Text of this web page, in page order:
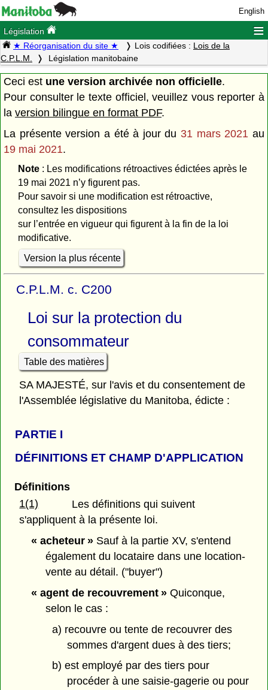
English
Législation ≡
★ Réorganisation du site ★ Lois codifiées : Lois de la
C.P.L.M.
Législation manitobaine
Ceci est une version archivée non officielle.
Pour consulter le texte officiel, veuillez vous reporter à
la version bilingue en format PDF.
La présente version a été à jour du 31 mars 2021 au
19 mai 2021.
Note: Les modifications rétroactives édictées après le
19 mai 2021 n’y figurent pas.
Pour savoir si une modification est rétroactive,
consultez les dispositions
sur l’entrée en vigueur qui figurent à la fin de la loi
modificative.
Version la plus récente
C.P.L.M. c. C200
Loi sur la protection du
consommateur
Table des matières
SA MAJESTÉ, sur l'avis et du consentement de
l'Assemblée législative du Manitoba, édicte :
PARTIE I
DÉFINITIONS ET CHAMP D'APPLICATION
Définitions
1(1)
Les définitions qui suivent
s'appliquent à la présente loi.
« acheteur »Sauf à la partie XV, s'entend
également du locataire dans une location-
vente au détail. ("buyer")
« agent de recouvrement »Quiconque,
selon le cas :
a) recouvre ou tente de recouvrer des
sommes d'argent dues à des tiers;
b) est employé par des tiers pour
procéder à une saisie-gagerie ou pour